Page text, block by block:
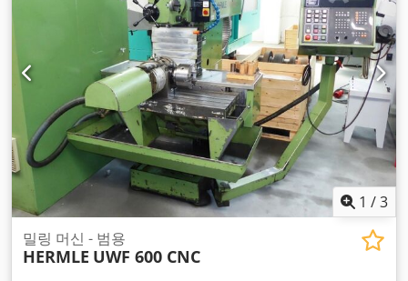
1 /3
밀링 머신 - 범용
HERMLE UWF 600 CNC